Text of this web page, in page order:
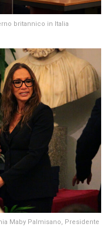
britannico in Italia
Maby Palmisano, Presidente